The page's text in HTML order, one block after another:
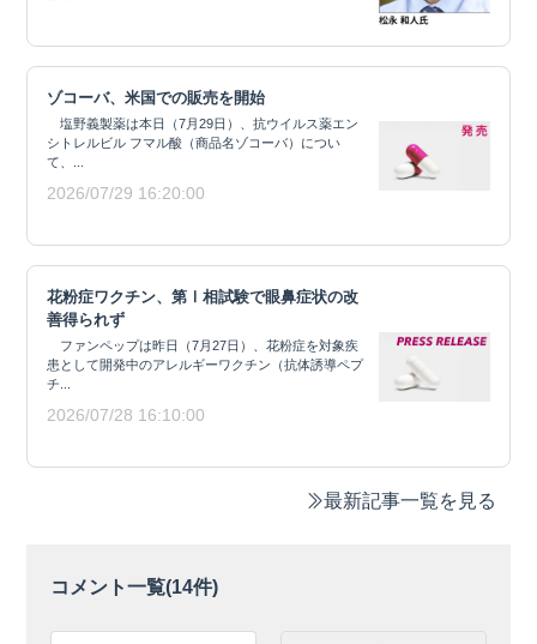
ゾコーバ、米国での販売を開始
塩野義製薬は本日（7月29日）、抗ウイルス薬エン
シトレルビル フマル酸（商品名ゾコーバ）につい
て、...
2026/07/29 16:20:00
花粉症ワクチン、第Ⅰ相試験で眼鼻症状の改
善得られず
ファンペップは昨日（7月27日）、花粉症を対象疾
患として開発中のアレルギーワクチン（抗体誘導ペプ
チ...
2026/07/28 16:10:00
最新記事一覧を見る
コメント一覧(14件)